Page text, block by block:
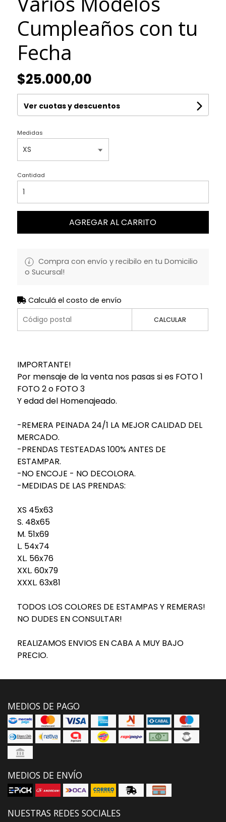
Cumpleaños con tu
Fecha
$25.000,00
Ver cuotas y descuentos
Medidas
Cantidad
AGREGAR AL CARRITO
Compra con envío y recibilo en tu Domicilio
o Sucursal!
Calculá el costo de envío
CALCULAR
IMPORTANTE!
Por mensaje de la venta nos pasas si es FOTO 1
FOTO 2 o FOTO 3
Y edad del Homenajeado.
-REMERA PEINADA 24/1 LA MEJOR CALIDAD DEL
MERCADO.
-PRENDAS TESTEADAS 100% ANTES DE
ESTAMPAR.
-NO ENCOJE - NO DECOLORA.
-MEDIDAS DE LAS PRENDAS:
XS 45x63
S. 48x65
M. 51x69
L. 54x74
XL. 56x76
XXL. 60x79
XXXL. 63x81
TODOS LOS COLORES DE ESTAMPAS Y REMERAS!
NO DUDES EN CONSULTAR!
REALIZAMOS ENVIOS EN CABA A MUY BAJO
PRECIO.
MEDIOS DE PAGO
MEDIOS DE ENVÍO
NUESTRAS REDES SOCIALES